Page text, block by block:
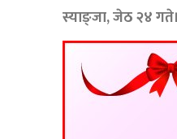
स्याङ्जा, जेठ २४ गते।